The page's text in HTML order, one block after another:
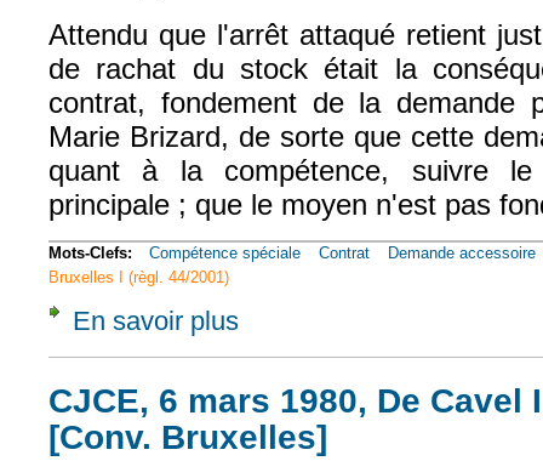
Attendu que l'arrêt attaqué retient
de rachat du stock était la
contrat, fondement de la demande
Marie Brizard, de sorte que cette
quant à la compétence, suivre
principale ; que le moyen n'est pas
Mots-Clefs: Compétence spéciale Contrat
Demande accessoire
Bruxelles I (règl. 44/2001)
En savoir plus
CJCE, 6 mars 1980, De Cavel
[Conv. Bruxelles]